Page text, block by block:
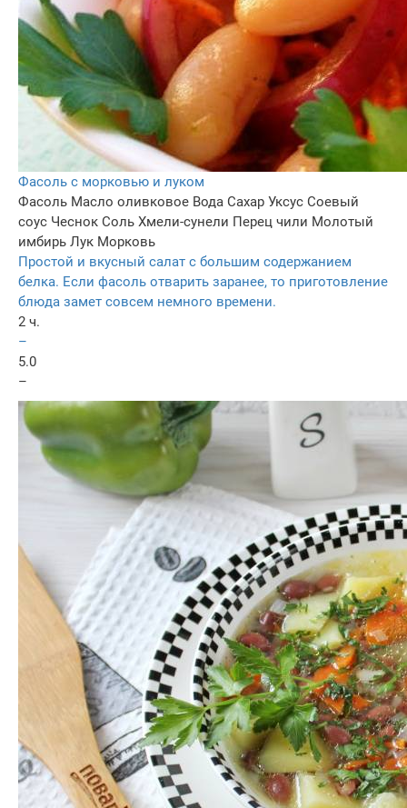
Фасоль с морковью и луком
Фасоль Масло оливковое Вода Сахар Уксус Соевый
соус Чеснок Соль Хмели-сунели Перец чили Молотый
имбирь Лук Морковь
Простой и вкусный салат с большим содержанием
белка. Если фасоль отварить заранее, то приготовление
блюда замет совсем немного времени.
2 ч.
–
5.0
–